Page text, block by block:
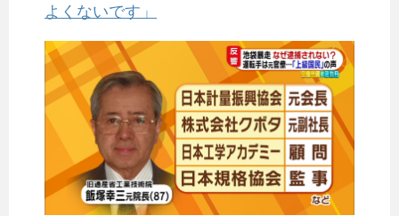
よくないです」